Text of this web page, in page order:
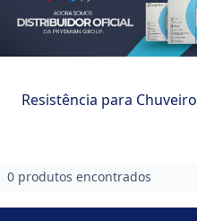
Resistência para Chuveiro
0 produtos encontrados